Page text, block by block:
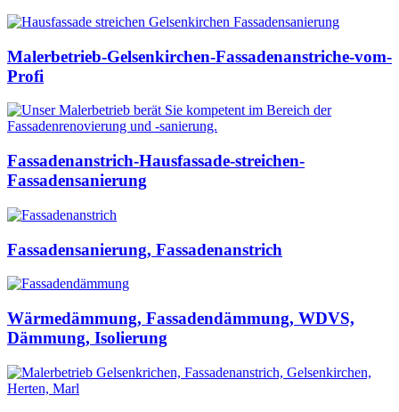
Malerbetrieb-Gelsenkirchen-Fassadenanstriche-vom-
Profi
Fassadenanstrich-Hausfassade-streichen-
Fassadensanierung
Fassadensanierung, Fassadenanstrich
Wärmedämmung, Fassadendämmung, WDVS,
Dämmung, Isolierung